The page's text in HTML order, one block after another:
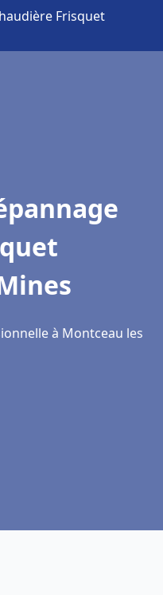
Frisquet
à Montceau les